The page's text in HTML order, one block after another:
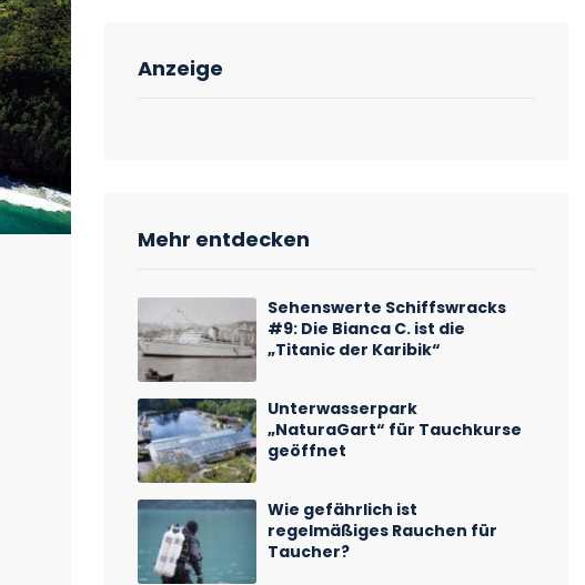
Anzeige
Mehr entdecken
Sehenswerte Schiffswracks
#9: Die Bianca C. ist die
„Titanic der Karibik“
Unterwasserpark
„NaturaGart“ für Tauchkurse
geöffnet
Wie gefährlich ist
regelmäßiges Rauchen für
Taucher?